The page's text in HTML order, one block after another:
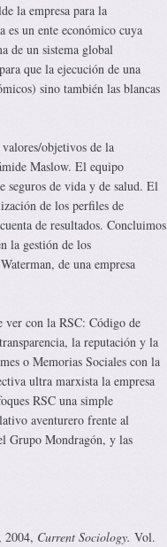
la empresa para la
es un ente económico cuya
de un sistema global
que la ejecución de una
sino también las blancas
objetivos de la
Maslow. El equipo
seguros de vida y de salud. El
de los perfiles de
de resultados. Concluimos
la gestión de los
de una empresa
ver con la RSC: Código de
la reputación y la
o Memorias Sociales con la
ultra marxista la empresa
RSC una simple
aventurero frente al
Grupo Mondragón, y las
2004, Current Sociology. Vol.